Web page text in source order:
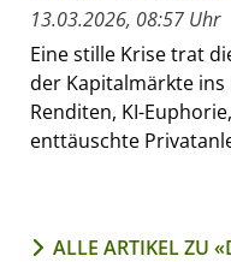
13.03.2026, 08:57 Uhr
Eine stille Krise trat
der Kapitalmärkte ins
Renditen, KI-
enttäuschte
ALLE ARTIKEL ZU